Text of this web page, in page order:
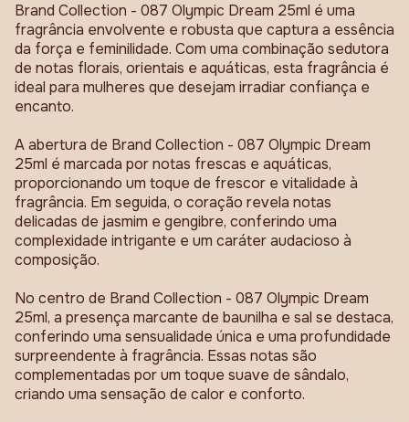
Brand Collection - 087 Olympic Dream 25ml é uma
fragrância envolvente e robusta que captura a essência
da força e feminilidade. Com uma combinação sedutora
de notas florais, orientais e aquáticas, esta fragrância é
ideal para mulheres que desejam irradiar confiança e
encanto.
A abertura de Brand Collection - 087 Olympic Dream
25ml é marcada por notas frescas e aquáticas,
proporcionando um toque de frescor e vitalidade à
fragrância. Em seguida, o coração revela notas
delicadas de jasmim e gengibre, conferindo uma
complexidade intrigante e um caráter audacioso à
composição.
No centro de Brand Collection - 087 Olympic Dream
25ml, a presença marcante de baunilha e sal se destaca,
conferindo uma sensualidade única e uma profundidade
surpreendente à fragrância. Essas notas são
complementadas por um toque suave de sândalo,
criando uma sensação de calor e conforto.